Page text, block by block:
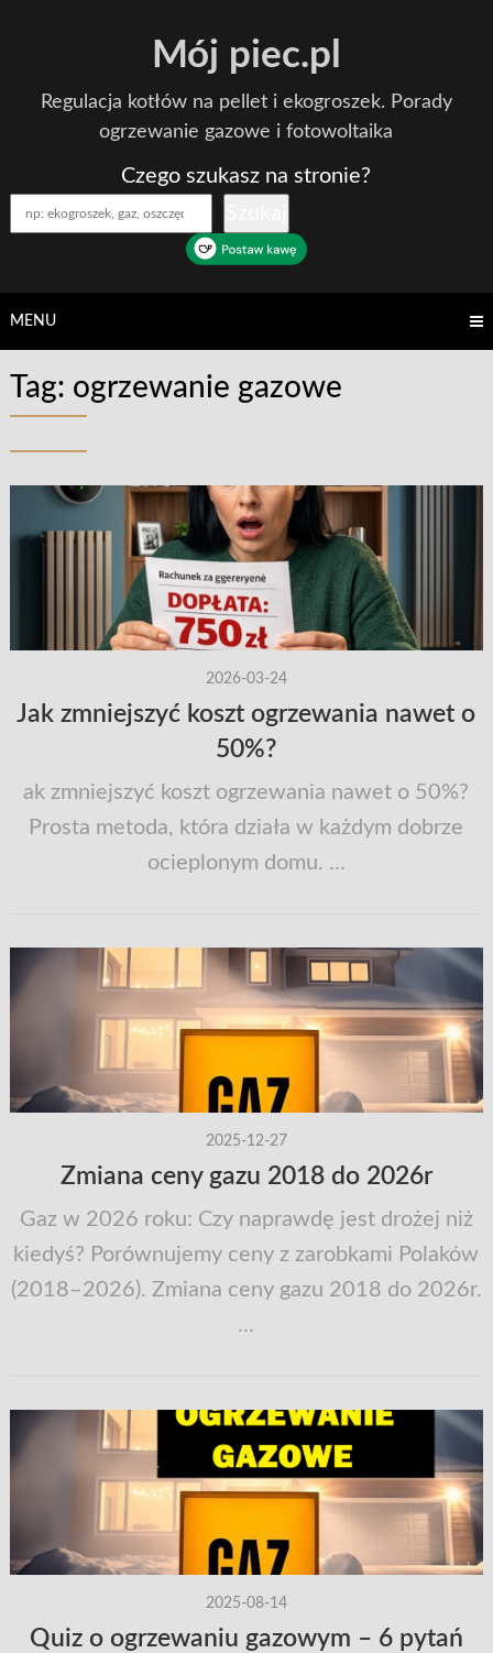
Mój piec.pl
Regulacja kotłów na pellet i ekogroszek. Porady
ogrzewanie gazowe i fotowoltaika
Czego szukasz na stronie?
MENU
Tag: ogrzewanie gazowe
2026-03-24
Jak zmniejszyć koszt ogrzewania nawet o
50%?
ak zmniejszyć koszt ogrzewania nawet o 50%?
Prosta metoda, która działa w każdym dobrze
ocieplonym domu. ...
2025-12-27
Zmiana ceny gazu 2018 do 2026r
Gaz w 2026 roku: Czy naprawdę jest drożej niż
kiedyś? Porównujemy ceny z zarobkami Polaków
(2018–2026). ​Zmiana ceny gazu 2018 do 2026r.
...
2025-08-14
Quiz o ogrzewaniu gazowym – 6 pytań